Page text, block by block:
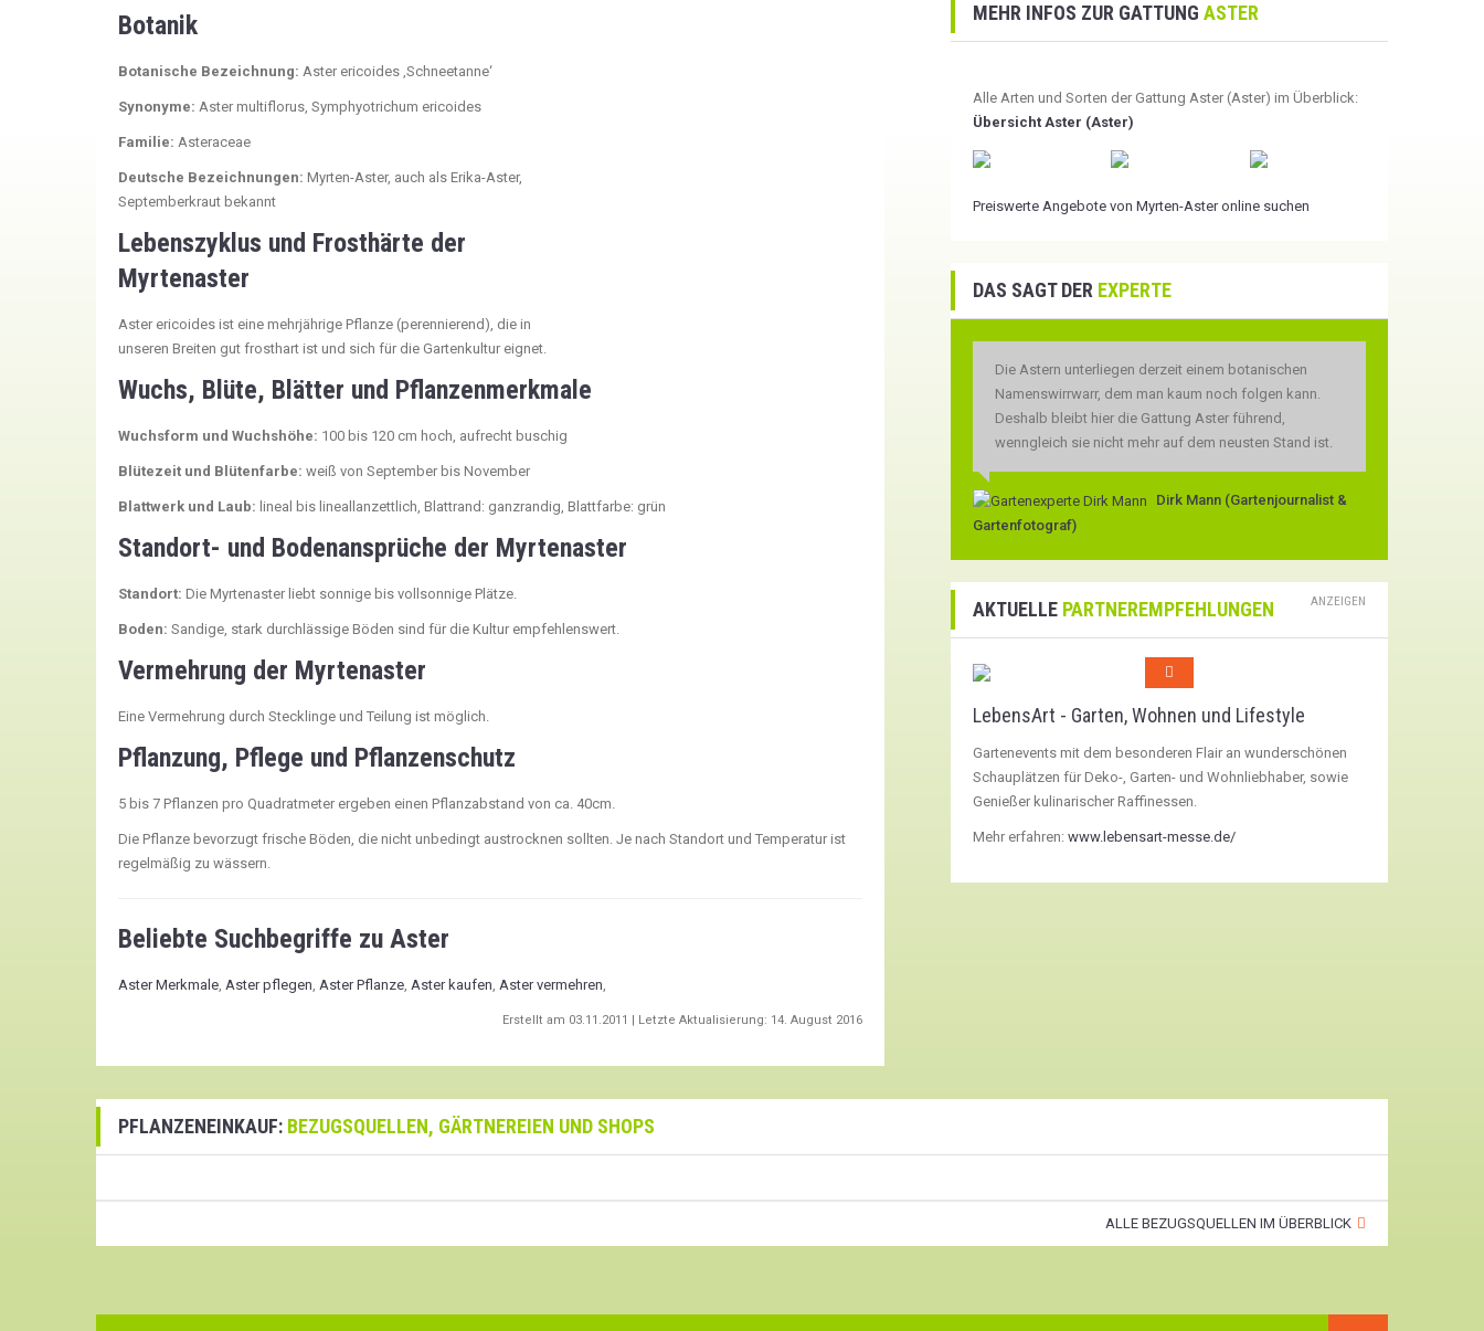
Botanik
Botanische Bezeichnung: Aster ericoides ‚Schneetanne‘
Synonyme: Aster multiflorus, Symphyotrichum ericoides
Familie: Asteraceae
Deutsche Bezeichnungen: Myrten-Aster, auch als Erika-Aster,
Septemberkraut bekannt
Lebenszyklus und Frosthärte der
Myrtenaster
Aster ericoides ist eine mehrjährige Pflanze (perennierend), die in
unseren Breiten gut frosthart ist und sich für die Gartenkultur eignet.
Wuchs, Blüte, Blätter und Pflanzenmerkmale
Wuchsform und Wuchshöhe: 100 bis 120 cm hoch, aufrecht buschig
Blütezeit und Blütenfarbe: weiß von September bis November
Blattwerk und Laub: lineal bis lineallanzettlich, Blattrand: ganzrandig, Blattfarbe: grün
Standort- und Bodenansprüche der Myrtenaster
Standort: Die Myrtenaster liebt sonnige bis vollsonnige Plätze.
Boden: Sandige, stark durchlässige Böden sind für die Kultur empfehlenswert.
Vermehrung der Myrtenaster
Eine Vermehrung durch Stecklinge und Teilung ist möglich.
Pflanzung, Pflege und Pflanzenschutz
5 bis 7 Pflanzen pro Quadratmeter ergeben einen Pflanzabstand von ca. 40cm.
Die Pflanze bevorzugt frische Böden, die nicht unbedingt austrocknen sollten. Je nach Standort und Temperatur ist
regelmäßig zu wässern.
Beliebte Suchbegriffe zu Aster
Aster Merkmale, Aster pflegen, Aster Pflanze, Aster kaufen, Aster vermehren,
Erstellt am 03.11.2011 | Letzte Aktualisierung: 14. August 2016
MEHR INFOS ZUR GATTUNG ASTER
Alle Arten und Sorten der Gattung Aster (Aster) im Überblick:
Übersicht Aster (Aster)
Preiswerte Angebote von Myrten-Aster online suchen
DAS SAGT DER EXPERTE
Die Astern unterliegen derzeit einem botanischen
Namenswirrwarr, dem man kaum noch folgen kann.
Deshalb bleibt hier die Gattung Aster führend,
wenngleich sie nicht mehr auf dem neusten Stand ist.
Dirk Mann (Gartenjournalist &
Gartenfotograf)
AKTUELLE PARTNEREMPFEHLUNGEN ANZEIGEN
LebensArt - Garten, Wohnen und Lifestyle
Gartenevents mit dem besonderen Flair an wunderschönen
Schauplätzen für Deko-, Garten- und Wohnliebhaber, sowie
Genießer kulinarischer Raffinessen.
Mehr erfahren: www.lebensart-messe.de/
PFLANZENEINKAUF: BEZUGSQUELLEN, GÄRTNEREIEN UND SHOPS
ALLE BEZUGSQUELLEN IM ÜBERBLICK